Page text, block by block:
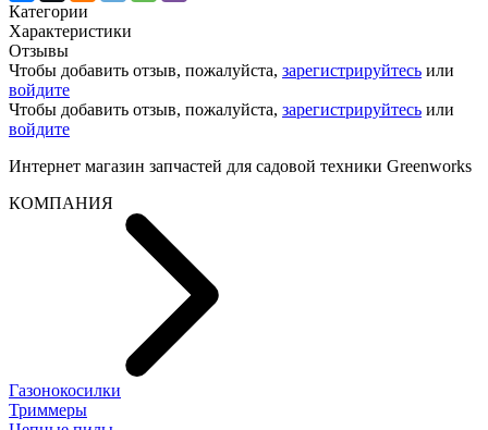
Категории
Характеристики
Отзывы
Чтобы добавить отзыв, пожалуйста, зарегистрируйтесь или
войдите
Чтобы добавить отзыв, пожалуйста, зарегистрируйтесь или
войдите
Интернет магазин запчастей для садовой техники Greenworks
КОМПАНИЯ
Газонокосилки
Триммеры